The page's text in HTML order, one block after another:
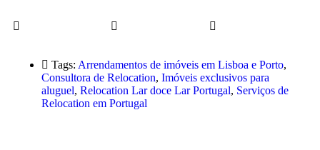
Tags: Arrendamentos de imóveis em Lisboa e Porto,
Consultora de Relocation, Imóveis exclusivos para
aluguel, Relocation Lar doce Lar Portugal, Serviços de
Relocation em Portugal